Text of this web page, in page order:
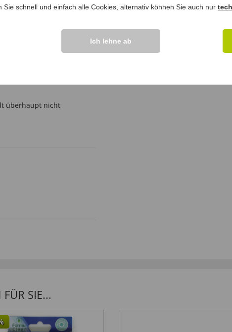
überhaupt nicht
SIE...
Sie schnell und einfach alle Cookies, alternativ können Sie auch nur
Ich lehne ab